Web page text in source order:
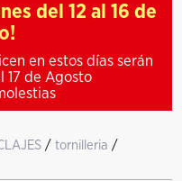
del 12 al 16 de
en estos días serán
17 de Agosto
/tornilleria /